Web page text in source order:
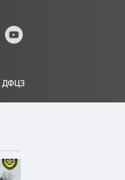
ДФЦЗ